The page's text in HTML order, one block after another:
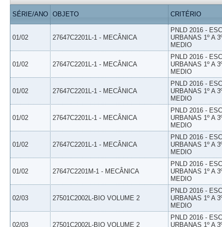
SÉRIE/ANO OBJETO CRITÉRIO
01/02 27647C2201L-1 - MECÂNICA
PNLD 2016 -
URBANAS 1º A
MEDIO
01/02 27647C2201L-1 - MECÂNICA
PNLD 2016 -
URBANAS 1º A
MEDIO
01/02 27647C2201L-1 - MECÂNICA
PNLD 2016 -
URBANAS 1º A
MEDIO
01/02 27647C2201L-1 - MECÂNICA
PNLD 2016 -
URBANAS 1º A
MEDIO
01/02 27647C2201L-1 - MECÂNICA
PNLD 2016 -
URBANAS 1º A
MEDIO
01/02 27647C2201M-1 - MECÂNICA
PNLD 2016 -
URBANAS 1º A
MEDIO
02/03 27501C2002L-BIO VOLUME 2
PNLD 2016 -
URBANAS 1º A
MEDIO
02/03 27501C2002L-BIO VOLUME 2
PNLD 2016 -
URBANAS 1º A